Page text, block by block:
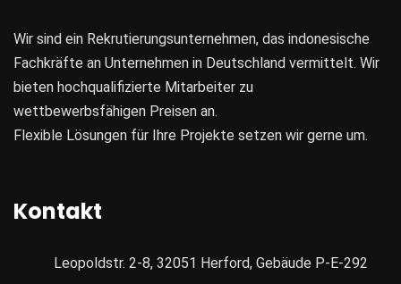
Wir sind ein Rekrutierungsunternehmen, das indonesische
Fachkräfte an Unternehmen in Deutschland vermittelt. Wir
bieten hochqualifizierte Mitarbeiter zu
wettbewerbsfähigen Preisen an.
Flexible Lösungen für Ihre Projekte setzen wir gerne um.
Kontakt
Leopoldstr. 2-8, 32051 Herford, Gebäude P-E-292